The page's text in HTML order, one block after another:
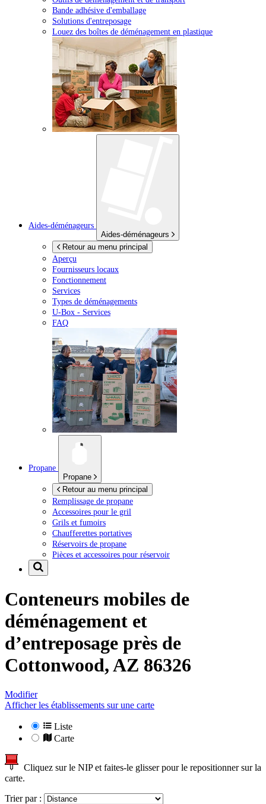
Bande adhésive d'emballage
Solutions d'entreposage
Louez des boîtes de déménagement en plastique
Aides-déménageurs
Aides-déménageurs
Retour au menu principal
Aperçu
Fournisseurs locaux
Fonctionnement
Services
Types de déménagements
U-Box - Services
FAQ
Propane
Propane
Retour au menu principal
Remplissage de propane
Accessoires pour le gril
Grils et fumoirs
Chaufferettes portatives
Réservoirs de propane
Pièces et accessoires pour réservoir
Conteneurs mobiles de
déménagement et
d’entreposage près de
Cottonwood, AZ 86326
Modifier
Afficher les établissements sur une carte
Liste
Carte
Cliquez sur le NIP et faites-le glisser pour le repositionner sur la
carte.
Trier par :